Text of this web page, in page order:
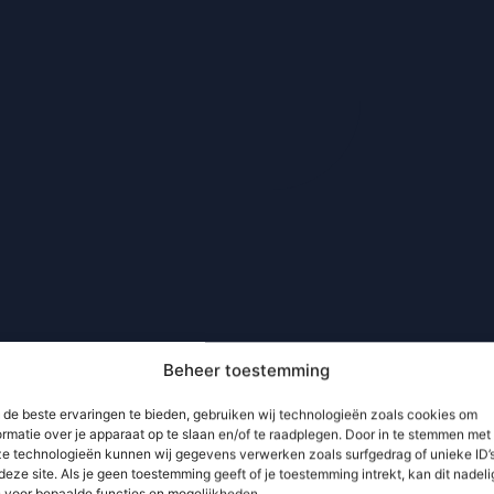
Beheer toestemming
de beste ervaringen te bieden, gebruiken wij technologieën zoals cookies om
over je apparaat op te slaan en/of te raadplegen. Door in te stemmen met
technologieën kunnen wij gegevens verwerken zoals surfgedrag of unieke
site. Als je geen toestemming geeft of je toestemming intrekt, kan dit